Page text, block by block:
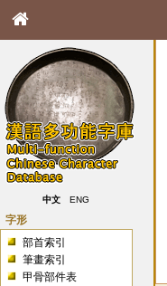
中文 ENG
字形
部首索引
筆畫索引
甲骨部件表